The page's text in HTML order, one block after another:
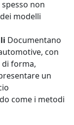
non
modelli
Documentano
con
forma,
un
come i metodi